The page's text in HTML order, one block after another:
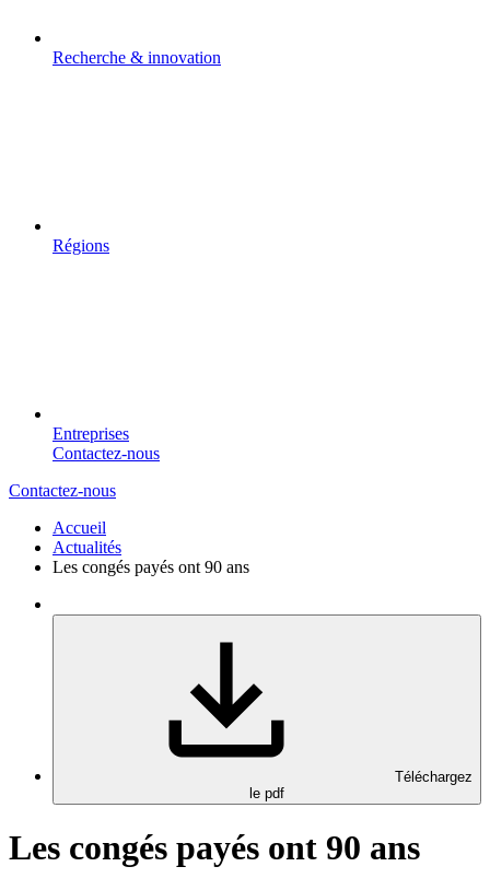
Recherche & innovation
Régions
Entreprises
Contactez-nous
Contactez-nous
Accueil
Actualités
Les congés payés ont 90 ans
Téléchargez
le pdf
Les congés payés ont 90 ans